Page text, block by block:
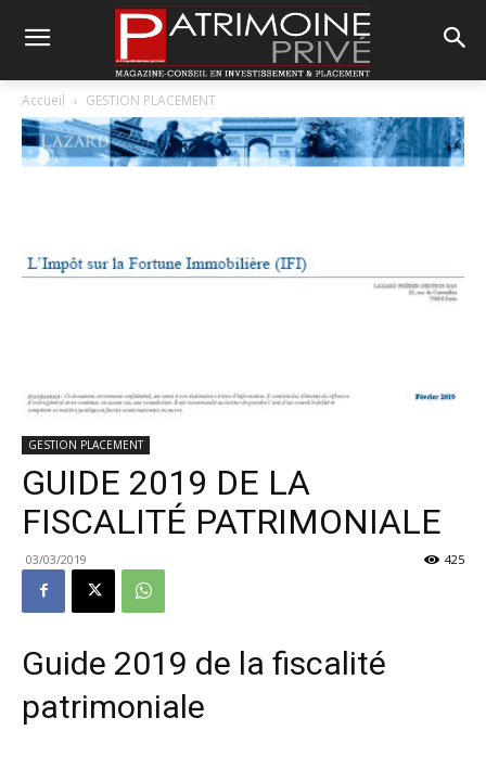
Accueil GESTION PLACEMENT
GESTION PLACEMENT
GUIDE 2019 DE LA
FISCALITÉ PATRIMONIALE
03/03/2019 425
Guide 2019 de la fiscalité
patrimoniale